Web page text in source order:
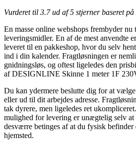
Vurderet til 3.7ud af 5 stjerner baseret på
En masse online webshops frembyder nu
leveringsmidler. En af de mest anvendte
leveret til en pakkeshop, hvor du selv
ind i din kalender. Fragtløsningen er
gnidningsløs, og oftest ligeledes den
af DESIGNLINE Skinne 1 meter 1F
Du kan ydermere beslutte dig for at
eller ud til dit arbejdes adresse.
tak dyrere, men ligeledes ret
mulighed for levering er unægtelig selv at
desværre betinges af at du fysisk
hjemsted.